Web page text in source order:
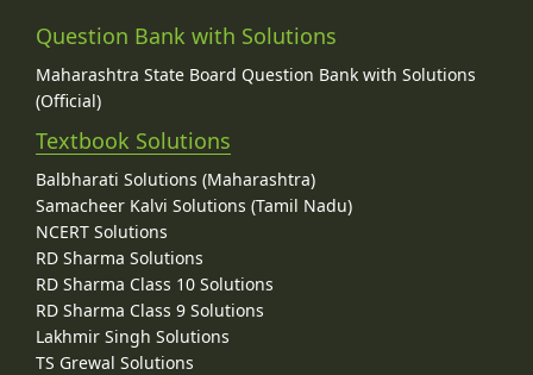
Question Bank with Solutions
Maharashtra State Board Question Bank with Solutions
(Official)
Textbook Solutions
Balbharati Solutions (Maharashtra)
Samacheer Kalvi Solutions (Tamil Nadu)
NCERT Solutions
RD Sharma Solutions
RD Sharma Class 10 Solutions
RD Sharma Class 9 Solutions
Lakhmir Singh Solutions
TS Grewal Solutions